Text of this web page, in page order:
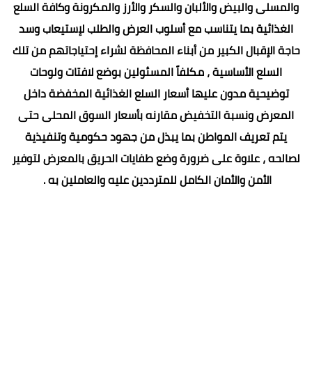
والمسلى والبيض والألبان والسكر والأرز والمكرونة وكافة السلع
الغذائية بما يتناسب مع أسلوب العرض والطلب لإستيعاب وسد
حاجة الإقبال الكبير من أبناء المحافظة لشراء إحتياجاتهم من تلك
السلع الأساسية ، مكلفاً المسئولين بوضع لافتات ولوحات
توضيحية مدون عليها أسعار السلع الغذائية المخفضة داخل
المعرض ونسبة التخفيض مقارنه بأسعار السوق المحلى حتى
يتم تعريف المواطن بما يبذل من جهود حكومية وتنفيذية
لصالحه ، علاوة على ضرورة وضع طفايات الحريق بالمعرض لتوفير
الأمن والأمان الكامل للمترددين عليه والعاملين به .